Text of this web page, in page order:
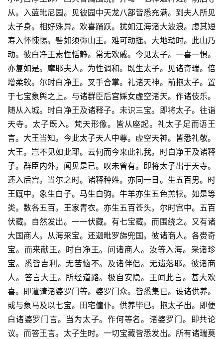
从。入蓝毗尼园。见彼园中天龙八部皆悉充满。到夫人所见
太子身。相好殊异。欢喜踊跃。犹如江海诸大波浪。虑其短
寿入怀悚惕。譬如须弥山王。难可动摇。大地动时。此山乃
动。彼白净王素性恬静。常无欢戚。今见太子。一喜一惧。
亦复如是。摩耶夫人。为性调和。既生太子。见诸奇瑞。倍
增柔软。尔时白净王。叉手合掌。礼诸天神。前抱太子。置
于七宝象舆之上。与诸群臣后宫婇女虚空诸天。作诸伎乐。
随从入城。时白净王及诸释子。未识三宝。即将太子。往诣
天寺。太子既入。梵天形像。皆从座起。礼太子足而语王
言。大王当知。今此太子天人中尊。虚空天神。皆悉礼敬。
大王。岂不见如此耶。云何而今来此礼我。时白净王及诸释
子。群臣内外。闻见是已。叹未曾有。即将太子出于天寺。
还入后宫。当尔之时。诸释种姓。亦同一日。生五百男。时
王厩中。象生白子。马生白驹。牛羊亦生五色羔犊。如是等
类。数各五百。王家青衣。亦生五百苍头。尔时宫中。五百
伏藏。自然发出。一一伏藏。有七宝藏。而围绕之。又有诸
大国商人。从海采宝。还迦毗罗旆兜国。彼诸商人。各赍奇
宝。而来献王。时白净王。问诸商人。汝等入海。采诸珍
宝。悉皆吉利。无苦恼不。及诸伴侣。无遗落耶。彼诸商
人。答言大王。所经道路。极自安隐。王闻此言。甚大欢
喜。即遣请诸婆罗门等。婆罗门众。皆悉集已。设诸供养。
或与象马及以七宝。田宅僮仆。供养毕已。抱太子出。即便
白诸婆罗门言。当为太子。作何等名。诸婆罗门。即共论
议。而答王言。太子生时。一切宝藏皆悉发出。所有诸瑞莫